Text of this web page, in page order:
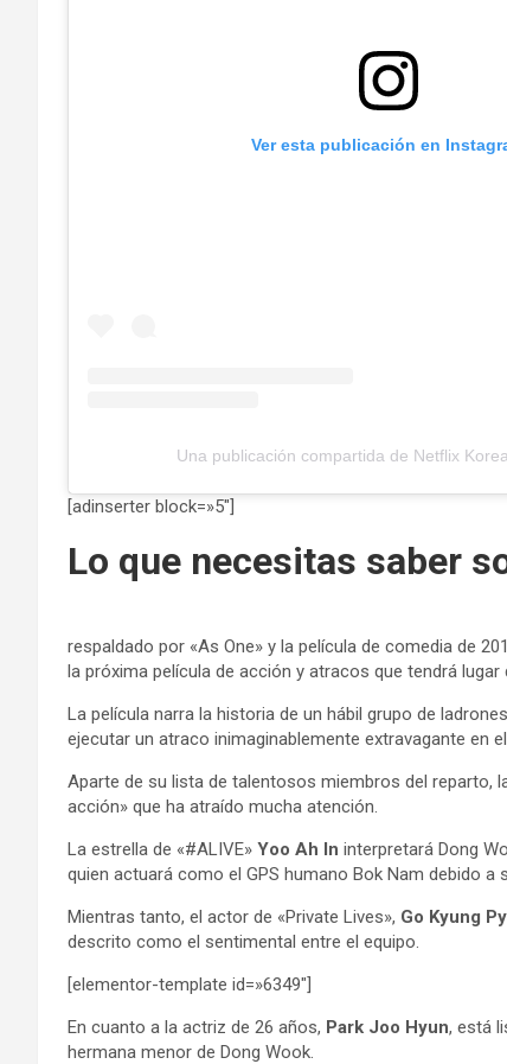
Ver esta publicación en
Una publicación compartida de Netflix
[adinserter block=»5″]
Lo que necesitas saber
respaldado por «As One» y la película de comedia de
la próxima película de acción y atracos que tendrá
La película narra la historia de un hábil grupo de
ejecutar un atraco inimaginablemente extravagante en
Aparte de su lista de talentosos miembros del reparto,
acción» que ha atraído mucha atención.
La estrella de «#ALIVE» Yoo Ah In interpretará Dong
quien actuará como el GPS humano Bok Nam debido
Mientras tanto, el actor de «Private Lives», Go Kyung
descrito como el sentimental entre el equipo.
[elementor-template id=»6349″]
En cuanto a la actriz de 26 años, Park Joo Hyun, está
hermana menor de Dong Wook.